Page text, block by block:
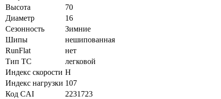
Высота
70
Диаметр
16
Сезонность
Зимние
Шипы
нешипованная
RunFlat
нет
Тип ТС
легковой
Индекс скорости H
Индекс нагрузки 107
Код CAI
2231723